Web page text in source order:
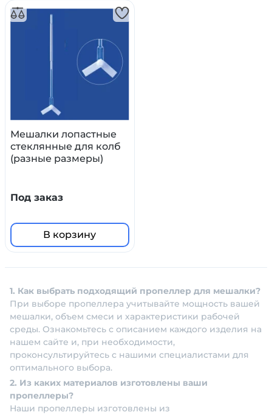
Мешалки лопастные
стеклянные для колб
(разные размеры)
Под заказ
В корзину
1. Как выбрать подходящий пропеллер для мешалки?
При выборе пропеллера учитывайте мощность вашей
мешалки, объем смеси и характеристики рабочей
среды. Ознакомьтесь с описанием каждого изделия на
нашем сайте и, при необходимости,
проконсультируйтесь с нашими специалистами для
оптимального выбора.
2. Из каких материалов изготовлены ваши
пропеллеры?
Наши пропеллеры изготовлены из